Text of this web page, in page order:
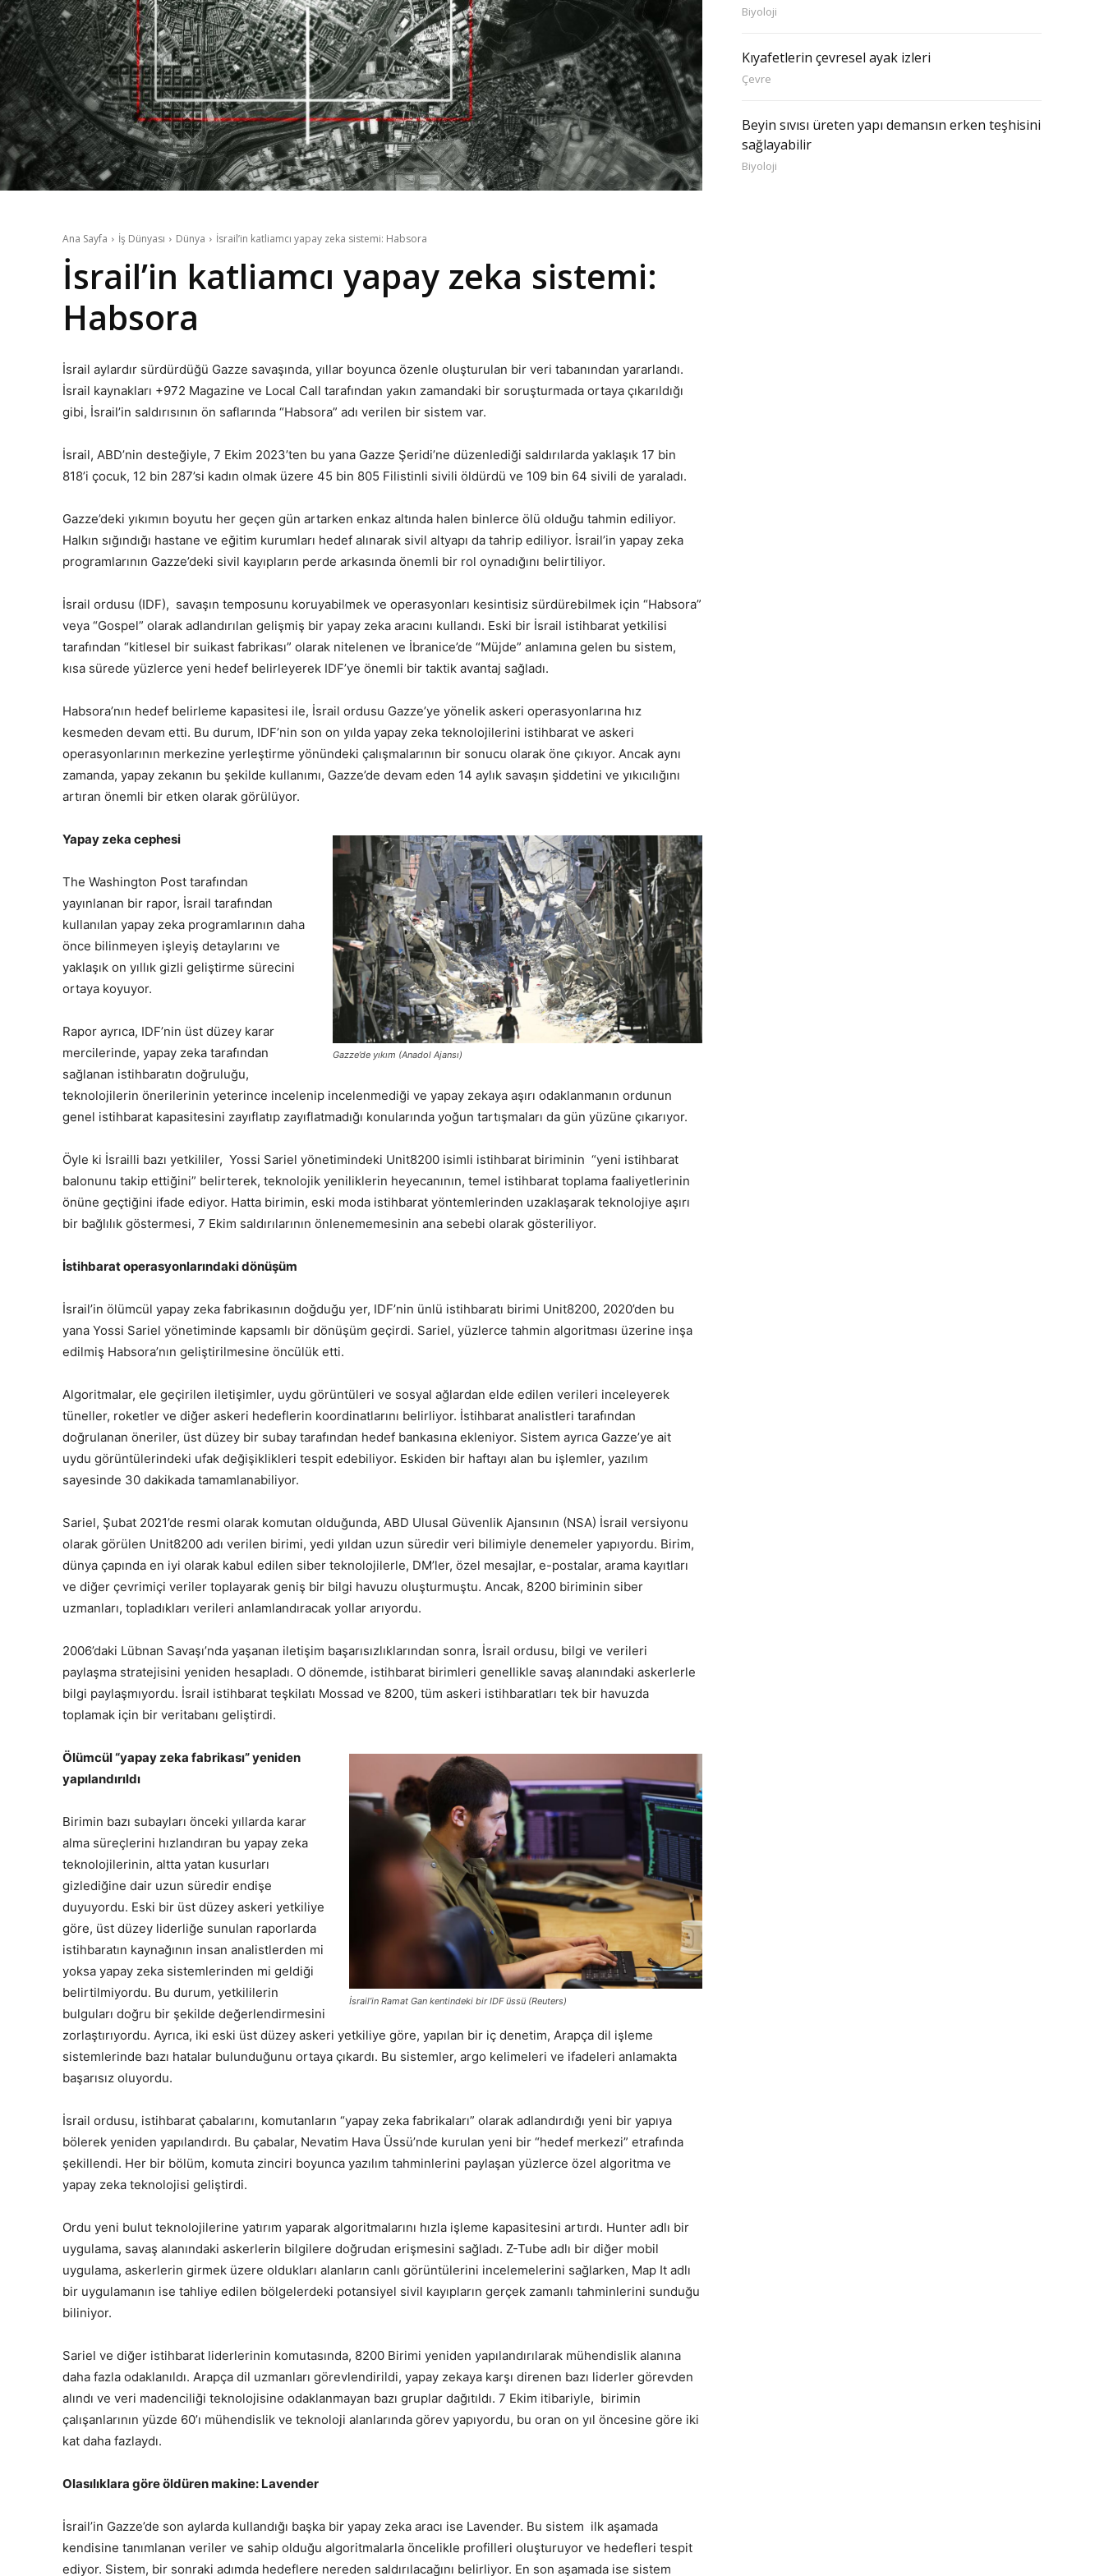
Ana Sayfa İş Dünyası Dünya İsrail’in katliamcı yapay zeka sistemi: Habsora
İsrail’in katliamcı yapay zeka sistemi:
Habsora
İsrail aylardır sürdürdüğü Gazze savaşında, yıllar boyunca özenle oluşturulan bir veri tabanından yararlandı.
İsrail kaynakları +972 Magazine ve Local Call tarafından yakın zamandaki bir soruşturmada ortaya çıkarıldığı
gibi, İsrail’in saldırısının ön saflarında “Habsora” adı verilen bir sistem var.
İsrail, ABD’nin desteğiyle, 7 Ekim 2023’ten bu yana Gazze Şeridi’ne düzenlediği saldırılarda yaklaşık 17 bin
818’i çocuk, 12 bin 287’si kadın olmak üzere 45 bin 805 Filistinli sivili öldürdü ve 109 bin 64 sivili de yaraladı.
Gazze’deki yıkımın boyutu her geçen gün artarken enkaz altında halen binlerce ölü olduğu tahmin ediliyor.
Halkın sığındığı hastane ve eğitim kurumları hedef alınarak sivil altyapı da tahrip ediliyor. İsrail’in yapay zeka
programlarının Gazze’deki sivil kayıpların perde arkasında önemli bir rol oynadığını belirtiliyor.
İsrail ordusu (IDF), savaşın temposunu koruyabilmek ve operasyonları kesintisiz sürdürebilmek için “Habsora”
veya “Gospel” olarak adlandırılan gelişmiş bir yapay zeka aracını kullandı. Eski bir İsrail istihbarat yetkilisi
tarafından “kitlesel bir suikast fabrikası” olarak nitelenen ve İbranice’de “Müjde” anlamına gelen bu sistem,
kısa sürede yüzlerce yeni hedef belirleyerek IDF’ye önemli bir taktik avantaj sağladı.
Habsora’nın hedef belirleme kapasitesi ile, İsrail ordusu Gazze’ye yönelik askeri operasyonlarına hız
kesmeden devam etti. Bu durum, IDF’nin son on yılda yapay zeka teknolojilerini istihbarat ve askeri
operasyonlarının merkezine yerleştirme yönündeki çalışmalarının bir sonucu olarak öne çıkıyor. Ancak aynı
zamanda, yapay zekanın bu şekilde kullanımı, Gazze’de devam eden 14 aylık savaşın şiddetini ve yıkıcılığını
artıran önemli bir etken olarak görülüyor.
Gazze’de yıkım (Anadol Ajansı)
Yapay zeka cephesi
The Washington Post tarafından
yayınlanan bir rapor, İsrail tarafından
kullanılan yapay zeka programlarının daha
önce bilinmeyen işleyiş detaylarını ve
yaklaşık on yıllık gizli geliştirme sürecini
ortaya koyuyor.
Rapor ayrıca, IDF’nin üst düzey karar
mercilerinde, yapay zeka tarafından
sağlanan istihbaratın doğruluğu,
teknolojilerin önerilerinin yeterince incelenip incelenmediği ve yapay zekaya aşırı odaklanmanın ordunun
genel istihbarat kapasitesini zayıflatıp zayıflatmadığı konularında yoğun tartışmaları da gün yüzüne çıkarıyor.
Öyle ki İsrailli bazı yetkililer, Yossi Sariel yönetimindeki Unit8200 isimli istihbarat biriminin “yeni istihbarat
balonunu takip ettiğini” belirterek, teknolojik yeniliklerin heyecanının, temel istihbarat toplama faaliyetlerinin
önüne geçtiğini ifade ediyor. Hatta birimin, eski moda istihbarat yöntemlerinden uzaklaşarak teknolojiye aşırı
bir bağlılık göstermesi, 7 Ekim saldırılarının önlenememesinin ana sebebi olarak gösteriliyor.
İstihbarat operasyonlarındaki dönüşüm
İsrail’in ölümcül yapay zeka fabrikasının doğduğu yer, IDF’nin ünlü istihbaratı birimi Unit8200, 2020’den bu
yana Yossi Sariel yönetiminde kapsamlı bir dönüşüm geçirdi. Sariel, yüzlerce tahmin algoritması üzerine inşa
edilmiş Habsora’nın geliştirilmesine öncülük etti.
Algoritmalar, ele geçirilen iletişimler, uydu görüntüleri ve sosyal ağlardan elde edilen verileri inceleyerek
tüneller, roketler ve diğer askeri hedeflerin koordinatlarını belirliyor. İstihbarat analistleri tarafından
doğrulanan öneriler, üst düzey bir subay tarafından hedef bankasına ekleniyor. Sistem ayrıca Gazze’ye ait
uydu görüntülerindeki ufak değişiklikleri tespit edebiliyor. Eskiden bir haftayı alan bu işlemler, yazılım
sayesinde 30 dakikada tamamlanabiliyor.
Sariel, Şubat 2021’de resmi olarak komutan olduğunda, ABD Ulusal Güvenlik Ajansının (NSA) İsrail versiyonu
olarak görülen Unit8200 adı verilen birimi, yedi yıldan uzun süredir veri bilimiyle denemeler yapıyordu. Birim,
dünya çapında en iyi olarak kabul edilen siber teknolojilerle, DM’ler, özel mesajlar, e-postalar, arama kayıtları
ve diğer çevrimiçi veriler toplayarak geniş bir bilgi havuzu oluşturmuştu. Ancak, 8200 biriminin siber
uzmanları, topladıkları verileri anlamlandıracak yollar arıyordu.
2006’daki Lübnan Savaşı’nda yaşanan iletişim başarısızlıklarından sonra, İsrail ordusu, bilgi ve verileri
paylaşma stratejisini yeniden hesapladı. O dönemde, istihbarat birimleri genellikle savaş alanındaki askerlerle
bilgi paylaşmıyordu. İsrail istihbarat teşkilatı Mossad ve 8200, tüm askeri istihbaratları tek bir havuzda
toplamak için bir veritabanı geliştirdi.
İsrail’in Ramat Gan kentindeki bir IDF üssü (Reuters)
Ölümcül “yapay zeka fabrikası” yeniden
yapılandırıldı
Birimin bazı subayları önceki yıllarda karar
alma süreçlerini hızlandıran bu yapay zeka
teknolojilerinin, altta yatan kusurları
gizlediğine dair uzun süredir endişe
duyuyordu. Eski bir üst düzey askeri yetkiliye
göre, üst düzey liderliğe sunulan raporlarda
istihbaratın kaynağının insan analistlerden mi
yoksa yapay zeka sistemlerinden mi geldiği
belirtilmiyordu. Bu durum, yetkililerin
bulguları doğru bir şekilde değerlendirmesini
zorlaştırıyordu. Ayrıca, iki eski üst düzey askeri yetkiliye göre, yapılan bir iç denetim, Arapça dil işleme
sistemlerinde bazı hatalar bulunduğunu ortaya çıkardı. Bu sistemler, argo kelimeleri ve ifadeleri anlamakta
başarısız oluyordu.
İsrail ordusu, istihbarat çabalarını, komutanların “yapay zeka fabrikaları” olarak adlandırdığı yeni bir yapıya
bölerek yeniden yapılandırdı. Bu çabalar, Nevatim Hava Üssü’nde kurulan yeni bir “hedef merkezi” etrafında
şekillendi. Her bir bölüm, komuta zinciri boyunca yazılım tahminlerini paylaşan yüzlerce özel algoritma ve
yapay zeka teknolojisi geliştirdi.
Ordu yeni bulut teknolojilerine yatırım yaparak algoritmalarını hızla işleme kapasitesini artırdı. Hunter adlı bir
uygulama, savaş alanındaki askerlerin bilgilere doğrudan erişmesini sağladı. Z-Tube adlı bir diğer mobil
uygulama, askerlerin girmek üzere oldukları alanların canlı görüntülerini incelemelerini sağlarken, Map It adlı
bir uygulamanın ise tahliye edilen bölgelerdeki potansiyel sivil kayıpların gerçek zamanlı tahminlerini sunduğu
biliniyor.
Sariel ve diğer istihbarat liderlerinin komutasında, 8200 Birimi yeniden yapılandırılarak mühendislik alanına
daha fazla odaklanıldı. Arapça dil uzmanları görevlendirildi, yapay zekaya karşı direnen bazı liderler görevden
alındı ve veri madenciliği teknolojisine odaklanmayan bazı gruplar dağıtıldı. 7 Ekim itibariyle, birimin
çalışanlarının yüzde 60’ı mühendislik ve teknoloji alanlarında görev yapıyordu, bu oran on yıl öncesine göre iki
kat daha fazlaydı.
Olasılıklara göre öldüren makine: Lavender
İsrail’in Gazze’de son aylarda kullandığı başka bir yapay zeka aracı ise Lavender. Bu sistem ilk aşamada
kendisine tanımlanan veriler ve sahip olduğu algoritmalarla öncelikle profilleri oluşturuyor ve hedefleri tespit
ediyor. Sistem, bir sonraki adımda hedeflere nereden saldırılacağını belirliyor. En son aşamada ise sistem
Biyoloji
Kıyafetlerin çevresel ayak izleri
Çevre
Beyin sıvısı üreten yapı demansın erken teşhisini
sağlayabilir
Biyoloji